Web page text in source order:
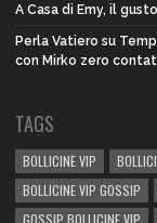
A Casa di Emy, il
Perla Vatiero su
con Mirko zero
TAGS
BOLLICINE VIP
BOLLICINE VIP GOSSIP
GOSSIP BOLLICINE VIP